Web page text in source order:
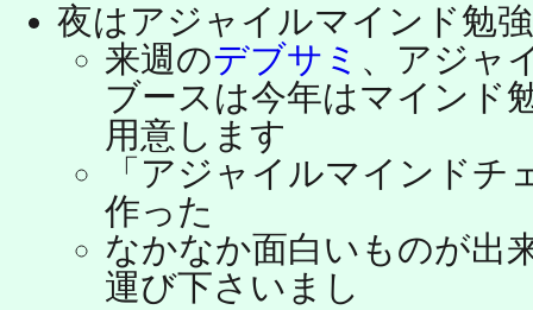
夜はアジャイルマインド勉
来週のデブサミ 、アジャ
ブースは今年はマインド
用意します
「アジャイルマインドチ
作った
なかなか面白いものが出
運び下さいまし